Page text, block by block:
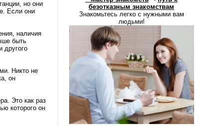
но они
Если они
наличия
быть
другого
Никто не
он
Это как раз
которого он
безотказным знакомствам
Знакомьтесь легко с нужными вам
людьми!